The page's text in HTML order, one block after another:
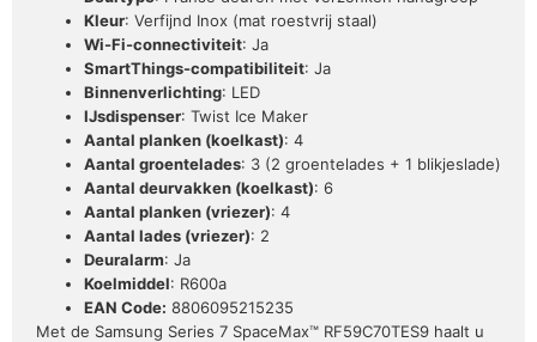
Kleur: Verfijnd Inox (mat roestvrij staal)
Wi-Fi-connectiviteit: Ja
SmartThings-compatibiliteit: Ja
Binnenverlichting: LED
IJsdispenser: Twist Ice Maker
Aantal planken (koelkast): 4
Aantal groentelades: 3 (2 groentelades + 1 blikjeslade)
Aantal deurvakken (koelkast): 6
Aantal planken (vriezer): 4
Aantal lades (vriezer): 2
Deuralarm: Ja
Koelmiddel: R600a
EAN Code: 8806095215235
Met de Samsung Series 7 SpaceMax™ RF59C70TES9 haalt u